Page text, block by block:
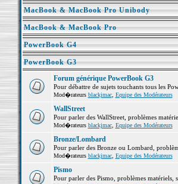
MacBook & MacBook Pro Unibody
MacBook & MacBook Pro
PowerBook G4
PowerBook G3
Forum générique PowerBook G3
Pour débattre de sujets touchants tous les
Mod�rateurs blackjmac, Equipe des Modérateurs
WallStreet
Pour parler des WallStreet, problèmes
Mod�rateurs blackjmac, Equipe des Modérateurs
Bronze/Lombard
Pour parler des Bronze ou Lombard,
Mod�rateurs blackjmac, Equipe des Modérateurs
Pismo
Pour parler des Pismo, problèmes matériels,